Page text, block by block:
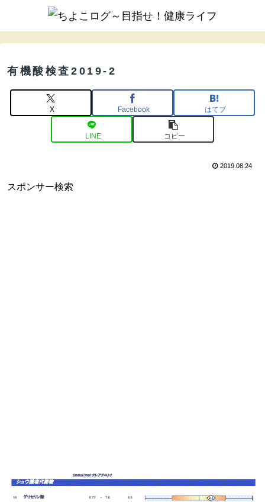
有機酸検査2019-2
X Facebook はてブ
LINE コピー
2019.08.24
スポンサー検索